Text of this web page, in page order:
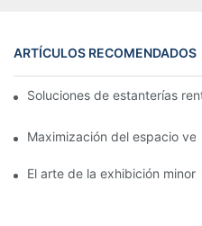
ARTÍCULOS RECOMENDADOS
Soluciones de estanterías
Maximización del espacio
El arte de la exhibición